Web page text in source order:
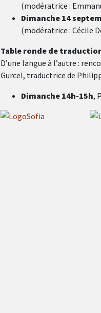
(modératrice :
Dimanche 14
(modératrice : Cécile
Table ronde de
D’une langue à l’autre :
Gurcel, traductrice de
Dimanche 14h-15h,